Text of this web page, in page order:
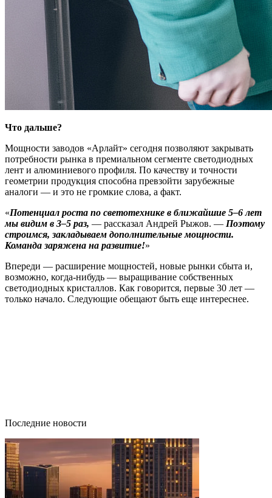
Что дальше?
Мощности заводов «Арлайт» сегодня позволяют закрывать
потребности рынка в премиальном сегменте светодиодных
лент и алюминиевого профиля. По качеству и точности
геометрии продукция способна превзойти зарубежные
аналоги — и это не громкие слова, а факт.
«Потенциал роста по светотехнике в ближайшие 5–6 лет
мы видим в 3–5 раз, — рассказал Андрей Рыжов. — Поэтому
строимся, закладываем дополнительные мощности.
Команда заряжена на развитие!»
Впереди — расширение мощностей, новые рынки сбыта и,
возможно, когда-нибудь — выращивание собственных
светодиодных кристаллов. Как говорится, первые 30 лет —
только начало. Следующие обещают быть еще интереснее.
Последние новости